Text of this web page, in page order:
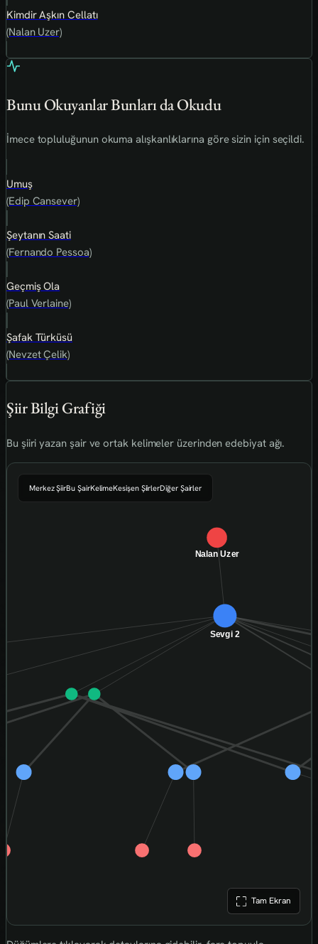
Kimdir Aşkın Cellatı
(Nalan Uzer)
Bunu Okuyanlar Bunları da Okudu
İmece topluluğunun okuma alışkanlıklarına göre sizin için seçildi.
Umuş
(Edip Cansever)
Şeytanın Saati
(Fernando Pessoa)
Geçmiş Ola
(Paul Verlaine)
Şafak Türküsü
(Nevzet Çelik)
Şiir Bilgi Grafiği
Bu şiiri yazan şair ve ortak kelimeler üzerinden edebiyat ağı.
Tam Ekran
Merkez ŞiirBu ŞairKelimeKesişen ŞiirlerDiğer Şairler